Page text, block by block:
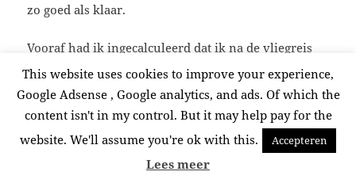
zo goed als klaar.
Vooraf had ik ingecalculeerd dat ik na de vliegreis
heen een flinke dip zou hebben , dit viel mee en
mijn middag dutjes waren voldoende om een en
ander te compenseren. Dus we hadden de
mogelijkheid om gelijk te genieten van de zon het
eten en lekker te ontspannen.
This website uses cookies to improve your experience,
Google Adsense , Google analytics, and ads. Of which the
content isn't in my control. But it may help pay for the
website. We'll assume you're ok with this.
Accepteren
Lees meer